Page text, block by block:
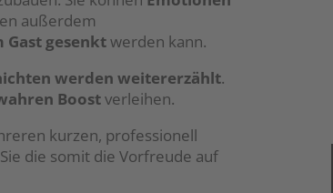
außerdem
Gast gesenktwerden kann.
werden weitererzählt.
Boostverleihen.
kurzen, professionell
die somit die Vorfreude auf